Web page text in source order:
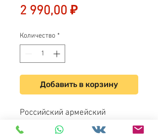
2 990,00 ₽Цена
Количество *
Добавить в корзину
Российский армейский
грузовик Урал-4320